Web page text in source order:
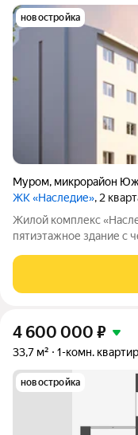
новостройка
Муром, микрорайон
ЖК «Наследие», 2
Жилой комплекс
пятиэтажное здание с
назначения. Комплекс
микрорайоне. На
4 600 000 ₽
33,7 м² 1-комн.
новостройка